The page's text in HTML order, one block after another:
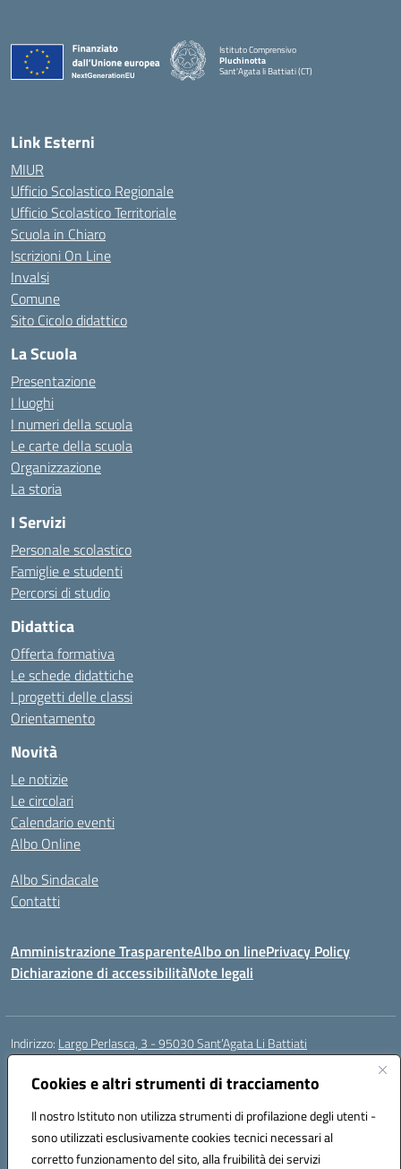
Cookies e altri strumenti di tracciamento
Il nostro Istituto non utilizza strumenti di profilazione degli utenti -
sono utilizzati esclusivamente cookies tecnici necessari al
corretto funzionamento del sito, alla fruibilità dei servizi
Istituto Comprensivo
Pluchinotta
Sant'Agata li Battiati (CT)
— Visita la pagina iniziale della scuola
Link Esterni
MIUR
Ufficio Scolastico Regionale
Ufficio Scolastico Territoriale
Scuola in Chiaro
Iscrizioni On Line
Invalsi
Comune
Sito Cicolo didattico
La Scuola
Presentazione
I luoghi
I numeri della scuola
Le carte della scuola
Organizzazione
La storia
I Servizi
Personale scolastico
Famiglie e studenti
Percorsi di studio
Didattica
Offerta formativa
Le schede didattiche
I progetti delle classi
Orientamento
Novità
Le notizie
Le circolari
Calendario eventi
Albo Online
Albo Sindacale
Contatti
Amministrazione TrasparenteAlbo on linePrivacy Policy
Dichiarazione di accessibilitàNote legali
Indirizzo: Largo Perlasca, 3 - 95030 Sant’Agata Li Battiati
Centralino:
ctic8bl002@istruzione.it
Posta elettronica certificata (PEC):ctic8bl002@pec.istruzione.it
Codice fiscale: 93253680875
Codice meccanografico:CTIC8BL002
Codice Indice delle Pubbliche Amministrazioni (IPA): 7UKG69R2